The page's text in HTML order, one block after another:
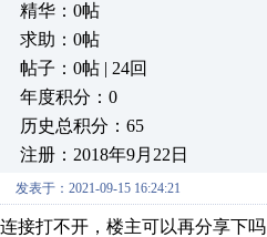
精华：0帖
求助：0帖
帖子：0帖 | 24回
年度积分：0
历史总积分：65
注册：2018年9月22日
发表于：2021-09-15 16:24:21
连接打不开，楼主可以再分享下吗